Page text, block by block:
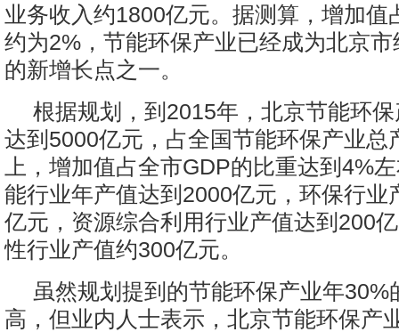
业务收入约1800亿元。据测算，增加值
约为2%，节能环保产业已经成为北京
的新增长点之一。
根据规划，到2015年，北京节能环
达到5000亿元，占全国节能环保产业总
上，增加值占全市GDP的比重达到4%
能行业年产值达到2000亿元，环保行业
亿元，资源综合利用行业产值达到200
性行业产值约300亿元。
虽然规划提到的节能环保产业年30%
高，但业内人士表示，北京节能环保产